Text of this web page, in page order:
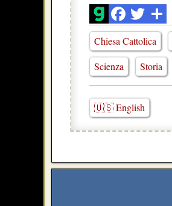
Chiesa Cattolica
Scienza
Storia
🇺🇸 English